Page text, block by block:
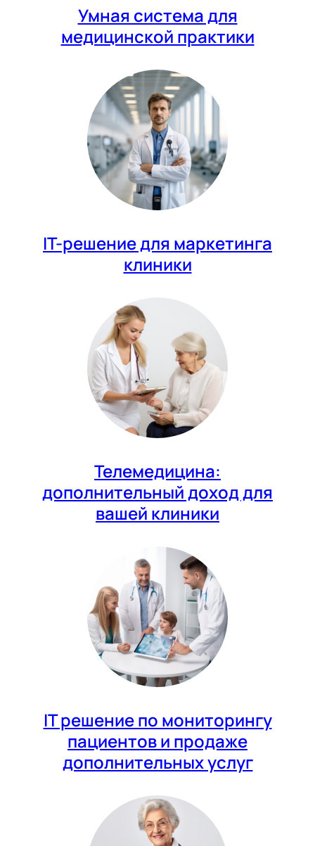
Умная система для
медицинской практики
IT-решение для маркетинга
клиники
Телемедицина:
дополнительный доход для
вашей клиники
IT решение по мониторингу
пациентов и продаже
дополнительных услуг